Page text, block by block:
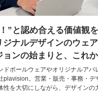
”と認め合える価値観
ナルデザインのウェ
ンの始まりと、これ
ドボールウェアやオリジナルアパ
plavision。営業・販売・事務・デ
性を大切にしながら、デザインの